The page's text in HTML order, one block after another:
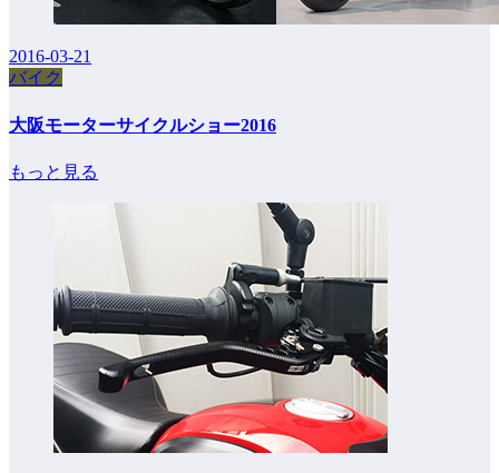
2016-03-21
バイク
大阪モーターサイクルショー2016
もっと見る